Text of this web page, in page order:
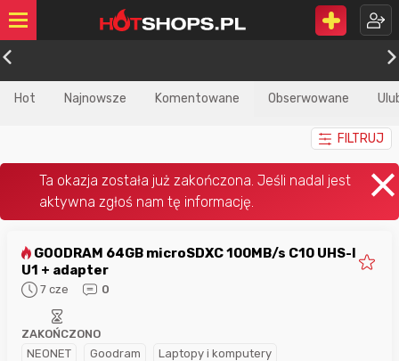
Hot Najnowsze Komentowane Obserwowane
FILTRUJ
U1 + adapter
7 cze 0
NEONET Goodram Laptopy i komputery
ZAKOŃCZONO